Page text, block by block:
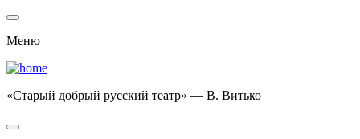
Меню
«Старый добрый русский театр» — В. Витько